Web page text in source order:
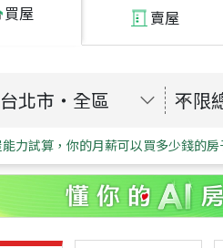
買屋 賣屋
台北市 ・ 全區 不限
力試算，你的月薪可以買多少錢的房